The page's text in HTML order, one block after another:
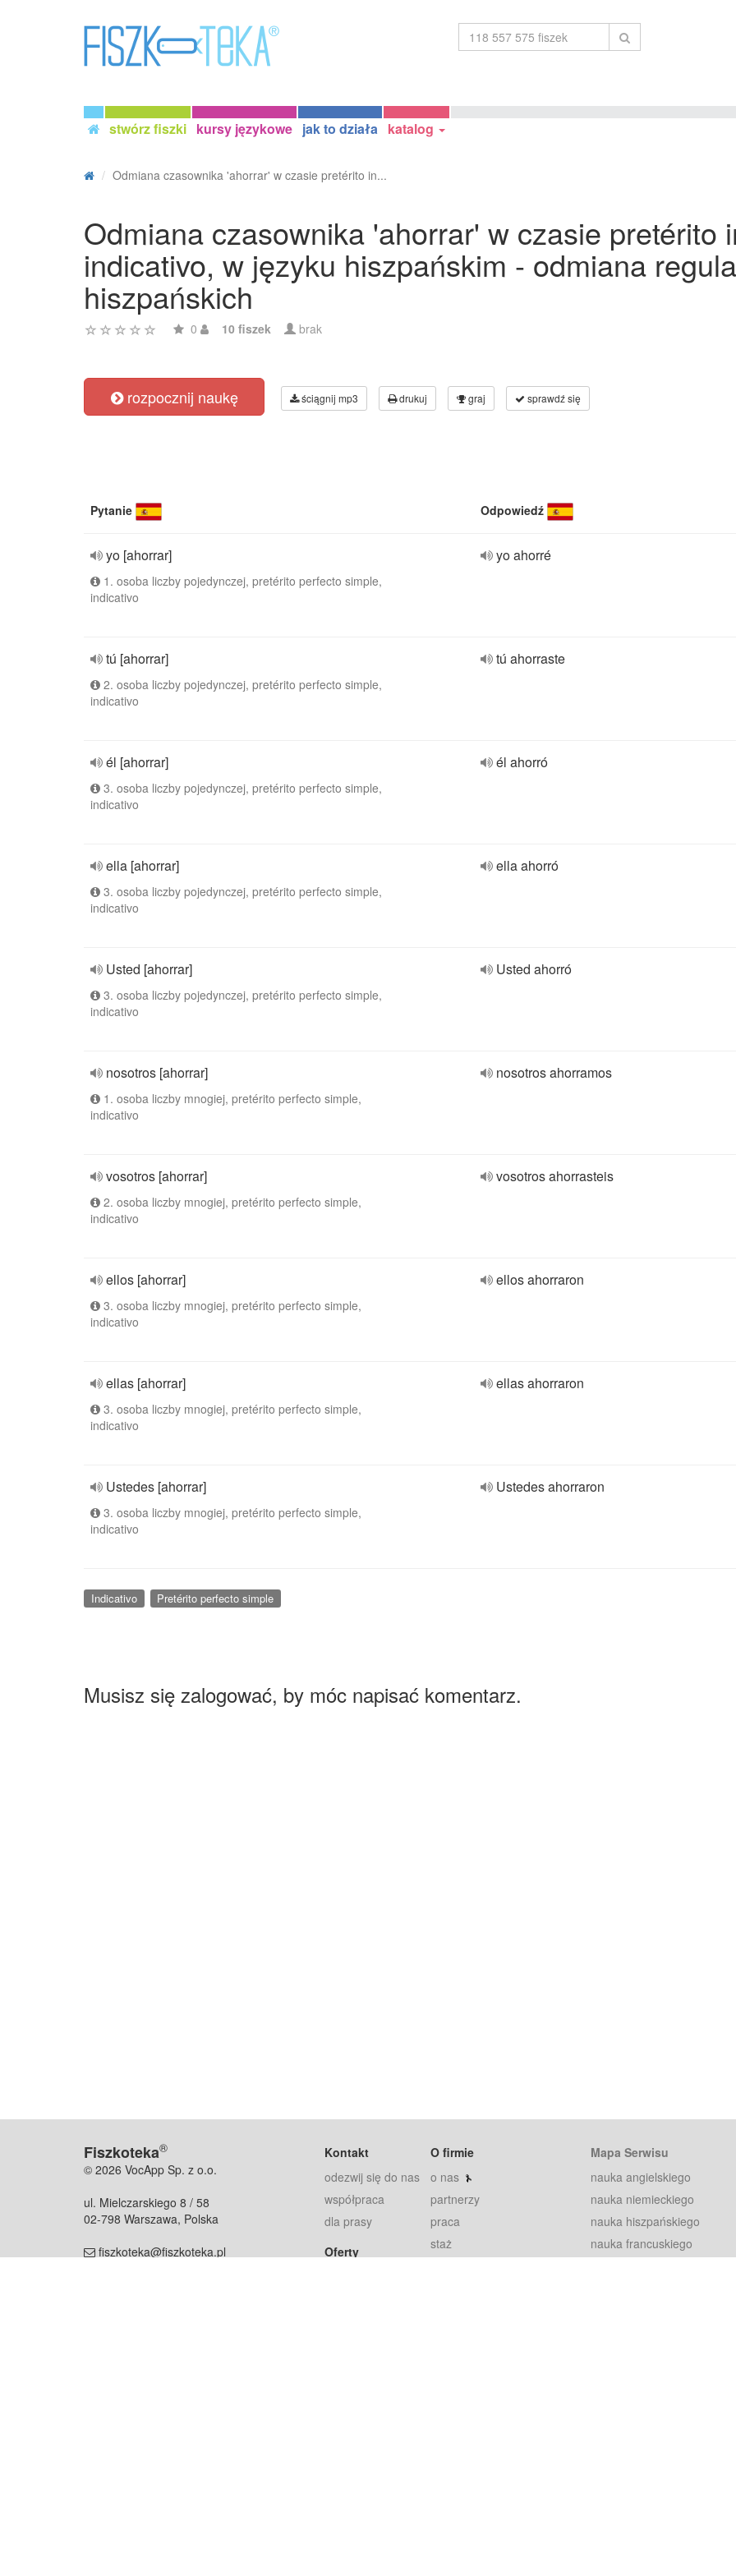
stwórz fiszki kursy językowe jak to działa katalog
Odmiana czasownika 'ahorrar' w czasie pretérito in...
Odmiana czasownika 'ahorrar' w czasie pretérito
indicativo, w języku hiszpańskim - odmiana
hiszpańskich
0 10 fiszek brak
rozpocznij naukę ściągnij mp3 drukuj graj sprawdź się
Pytanie Odpowiedź
yo [ahorrar]
1. osoba liczby pojedynczej, pretérito perfecto simple,
indicativo
yo ahorré
tú [ahorrar]
2. osoba liczby pojedynczej, pretérito perfecto simple,
indicativo
tú ahorraste
él [ahorrar]
3. osoba liczby pojedynczej, pretérito perfecto simple,
indicativo
él ahorró
ella [ahorrar]
3. osoba liczby pojedynczej, pretérito perfecto simple,
indicativo
ella ahorró
Usted [ahorrar]
3. osoba liczby pojedynczej, pretérito perfecto simple,
indicativo
Usted ahorró
nosotros [ahorrar]
1. osoba liczby mnogiej, pretérito perfecto simple,
indicativo
nosotros ahorramos
vosotros [ahorrar]
2. osoba liczby mnogiej, pretérito perfecto simple,
indicativo
vosotros ahorrasteis
ellos [ahorrar]
3. osoba liczby mnogiej, pretérito perfecto simple,
indicativo
ellos ahorraron
ellas [ahorrar]
3. osoba liczby mnogiej, pretérito perfecto simple,
indicativo
ellas ahorraron
Ustedes [ahorrar]
3. osoba liczby mnogiej, pretérito perfecto simple,
indicativo
Ustedes ahorraron
Indicativo Pretérito perfecto simple
Musisz się zalogować, by móc napisać komentarz.
Fiszkoteka®
© 2026 VocApp Sp. z o.o.
ul. Mielczarskiego 8 / 58
02-798 Warszawa, Polska
fiszkoteka@fiszkoteka.pl
Kontakt
odezwij się do nas
współpraca
dla prasy
Oferty
O firmie
o nas
partnerzy
praca
staż
Mapa Serwisu
nauka angielskiego
nauka niemieckiego
nauka hiszpańskiego
nauka francuskiego